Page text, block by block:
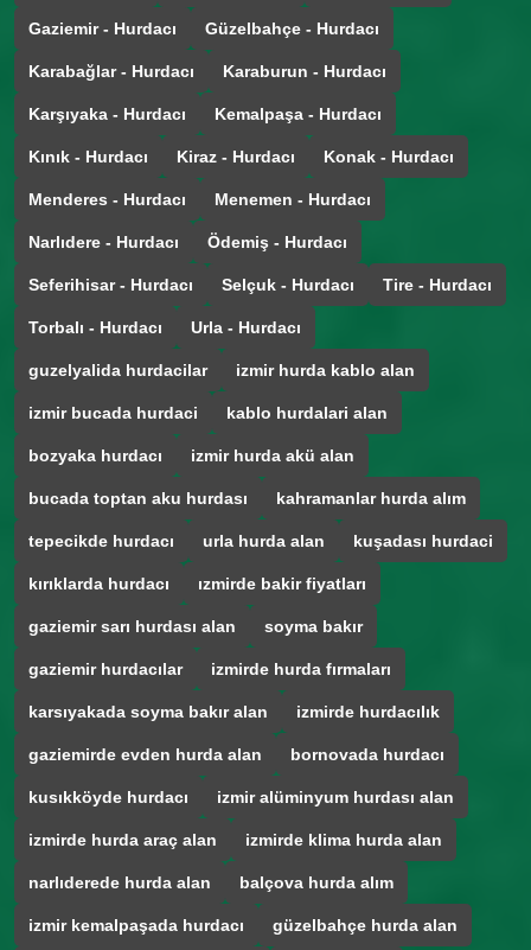
Gaziemir - Hurdacı Güzelbahçe - Hurdacı
Karabağlar - Hurdacı Karaburun - Hurdacı
Karşıyaka - Hurdacı Kemalpaşa - Hurdacı
Kınık - Hurdacı Kiraz - Hurdacı Konak - Hurdacı
Menderes - Hurdacı Menemen - Hurdacı
Narlıdere - Hurdacı Ödemiş - Hurdacı
Seferihisar - Hurdacı Selçuk - Hurdacı Tire - Hurdacı
Torbalı - Hurdacı Urla - Hurdacı
guzelyalida hurdacilar izmir hurda kablo alan
izmir bucada hurdaci kablo hurdalari alan
bozyaka hurdacı izmir hurda akü alan
bucada toptan aku hurdası kahramanlar hurda alım
tepecikde hurdacı urla hurda alan kuşadası hurdaci
kırıklarda hurdacı ızmirde bakir fiyatları
gaziemir sarı hurdası alan soyma bakır
gaziemir hurdacılar izmirde hurda fırmaları
karsıyakada soyma bakır alan izmirde hurdacılık
gaziemirde evden hurda alan bornovada hurdacı
kusıkköyde hurdacı izmir alüminyum hurdası alan
izmirde hurda araç alan izmirde klima hurda alan
narlıderede hurda alan balçova hurda alım
izmir kemalpaşada hurdacı güzelbahçe hurda alan